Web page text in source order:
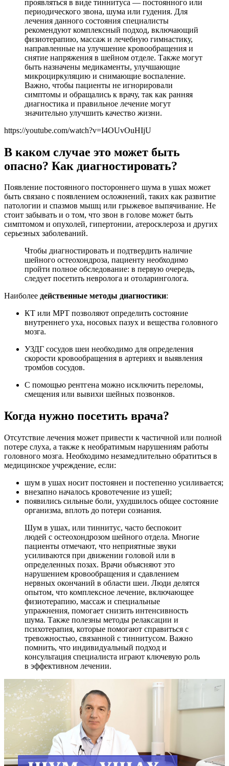
проявляться в виде тиннитуса — постоянного или
периодического звона, шума или гудения. Для
лечения данного состояния специалисты
рекомендуют комплексный подход, включающий
физиотерапию, массаж и лечебную гимнастику,
направленные на улучшение кровообращения и
снятие напряжения в шейном отделе. Также могут
быть назначены медикаменты, улучшающие
микроциркуляцию и снимающие воспаление.
Важно, чтобы пациенты не игнорировали
симптомы и обращались к врачу, так как ранняя
диагностика и правильное лечение могут
значительно улучшить качество жизни.
https://youtube.com/watch?v=I4OUvOuHIjU
В каком случае это может быть
опасно? Как диагностировать?
Появление постоянного постороннего шума в ушах может
быть связано с появлением осложнений, таких как развитие
патологии и спазмов мышц или грыжевое выпячивание. Не
стоит забывать и о том, что звон в голове может быть
симптомом и опухолей, гипертонии, атеросклероза и других
серьезных заболеваний.
Чтобы диагностировать и подтвердить наличие
шейного остеохондроза, пациенту необходимо
пройти полное обследование: в первую очередь,
следует посетить невролога и отоларинголога.
Наиболее действенные методы диагностики:
КТ или МРТ позволяют определить состояние
внутреннего уха, носовых пазух и вещества головного
мозга.
УЗДГ сосудов шеи необходимо для определения
скорости кровообращения в артериях и выявления
тромбов сосудов.
С помощью рентгена можно исключить переломы,
смещения или вывихи шейных позвонков.
Когда нужно посетить врача?
Отсутствие лечения может привести к частичной или полной
потере слуха, а также к необратимым нарушениям работы
головного мозга. Необходимо незамедлительно обратиться в
медицинское учреждение, если:
шум в ушах носит постоянен и постепенно усиливается;
внезапно началось кровотечение из ушей;
появились сильные боли, ухудшилось общее состояние
организма, вплоть до потери сознания.
Шум в ушах, или тиннитус, часто беспокоит
людей с остеохондрозом шейного отдела. Многие
пациенты отмечают, что неприятные звуки
усиливаются при движении головой или в
определенных позах. Врачи объясняют это
нарушением кровообращения и сдавлением
нервных окончаний в области шеи. Люди делятся
опытом, что комплексное лечение, включающее
физиотерапию, массаж и специальные
упражнения, помогает снизить интенсивность
шума. Также полезны методы релаксации и
психотерапия, которые помогают справиться с
тревожностью, связанной с тиннитусом. Важно
помнить, что индивидуальный подход и
консультация специалиста играют ключевую роль
в эффективном лечении.